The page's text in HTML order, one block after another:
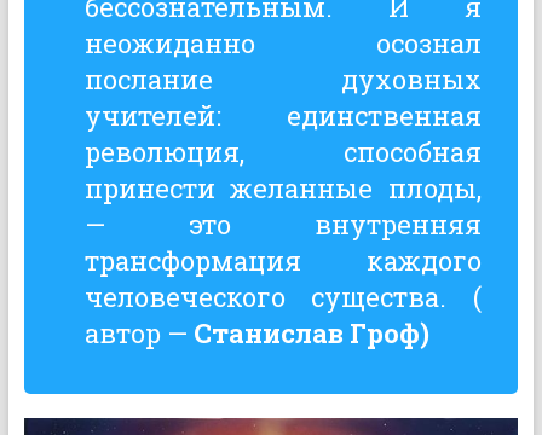
неожиданно осознал
послание духовных
учителей: единственная
революция, способная
принести желанные плоды,
— это внутренняя
трансформация каждого
человеческого существа. (
автор — Станислав Гроф)